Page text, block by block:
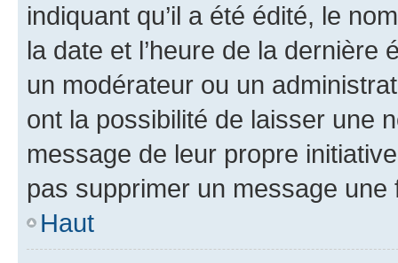
indiquant qu’il a été édité, le
la date et l’heure de la dernière
un modérateur ou un
ont la possibilité de laisser une
message de leur propre
pas supprimer un message une
Haut